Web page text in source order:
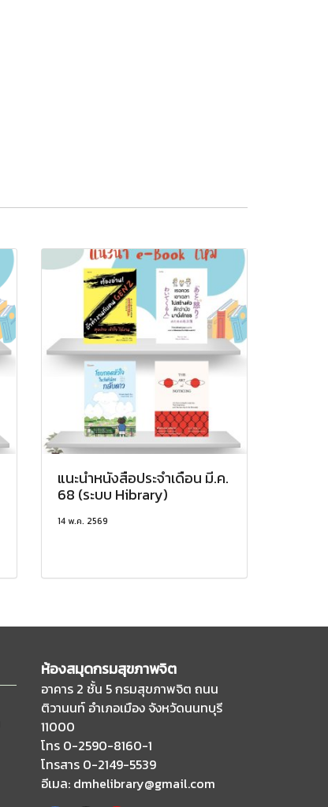
แนะนำหนังสือประจำเดือน มี.ค.
68 (ระบบ Hibrary)
14 พ.ค. 2569
ห้องสมุดกรมสุขภาพจิต
อาคาร 2 ชั้น 5 กรมสุขภาพจิต ถนน
ติวานนท์ อำเภอเมือง จังหวัดนนทบุรี
11000
โทร 0-2590-8160-1
โทรสาร 0-2149-5539
อีเมล: dmhelibrary@gmail.com